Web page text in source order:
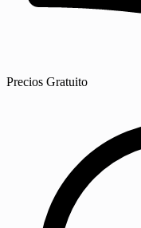
Precios Gratuito